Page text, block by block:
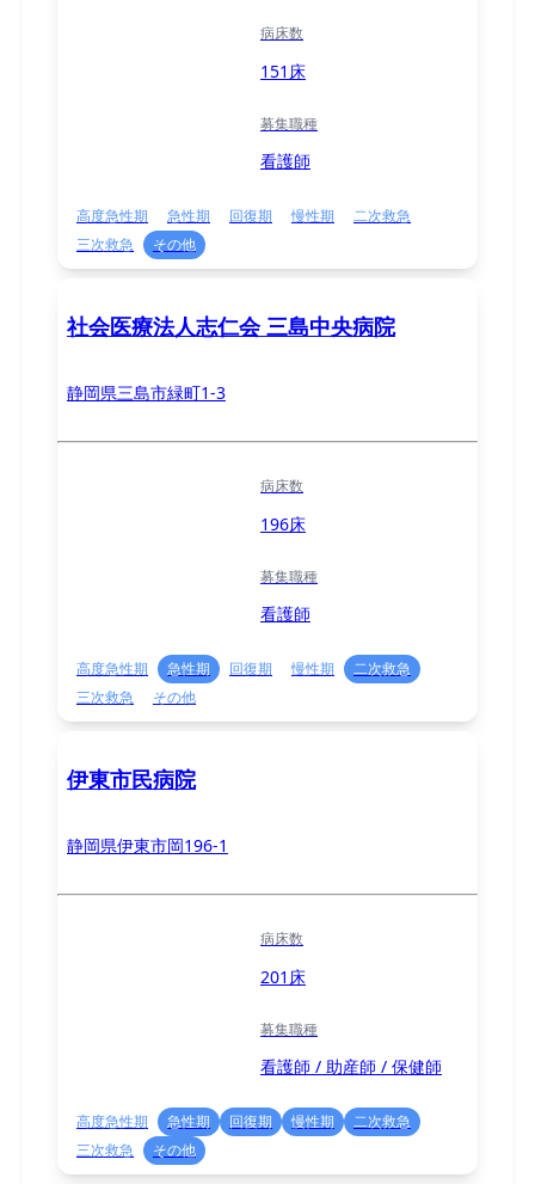
病床数
151床
募集職種
看護師
高度急性期 急性期 回復期 慢性期
二次救急
三次救急
その他
社会医療法人志仁会 三島中央病院
静岡県三島市緑町1-3
病床数
196床
募集職種
看護師
高度急性期 急性期 回復期 慢性期
二次救急
三次救急
その他
伊東市民病院
静岡県伊東市岡196-1
病床数
201床
募集職種
看護師 / 助産師 / 保健師
高度急性期 急性期 回復期 慢性期
二次救急
三次救急
その他